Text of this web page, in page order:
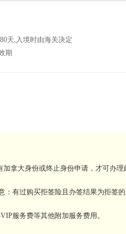
天,入境时由海关决定
期
拿大身份或终止身份申请，才可办理
有过购买拒签险且办签结果为拒签
服务费等其他附加服务费用。